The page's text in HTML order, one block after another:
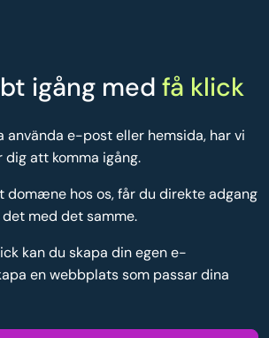
igång med få klick
använda e-post eller hemsida, har vi
att komma igång.
domæne hos os, får du direkte adgang
med det samme.
kan du skapa din egen e-
en webbplats som passar dina